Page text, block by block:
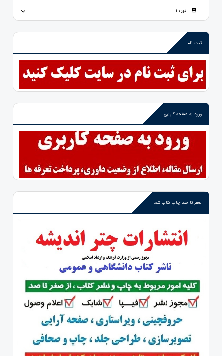
دوره 1
ثبت نام
ورود به صفحه کاربری
صفر تا صد چاپ کتاب شما